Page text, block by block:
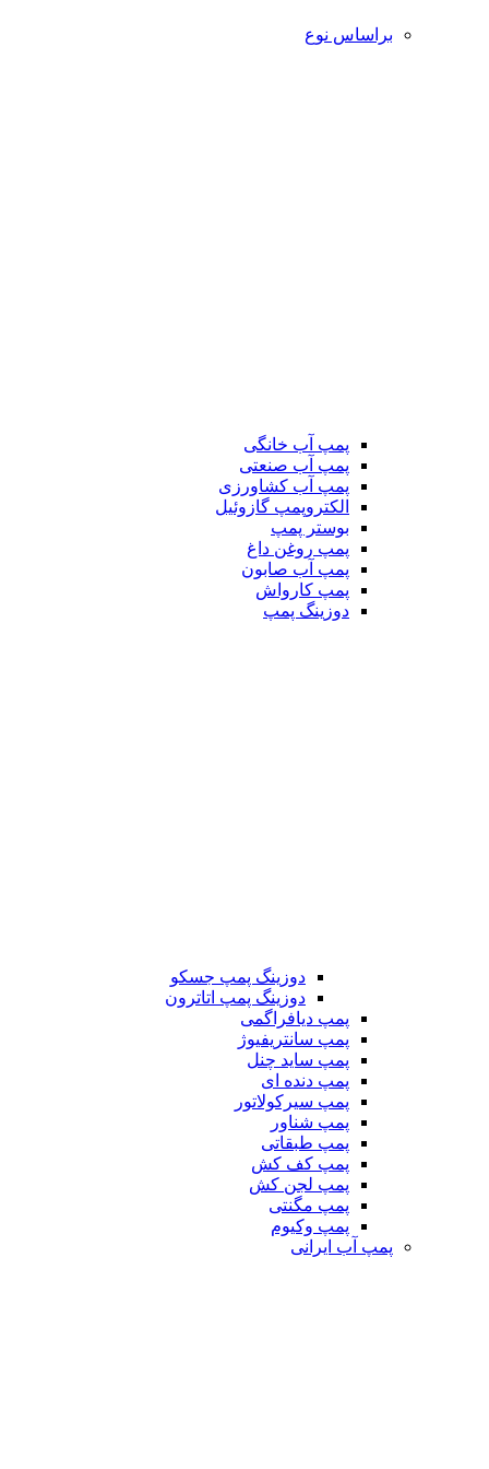
براساس نوع
پمپ آب خانگی
پمپ آب صنعتی
پمپ آب کشاورزی
الکتروپمپ گازوئیل
بوستر پمپ
پمپ روغن داغ
پمپ آب صابون
پمپ کارواش
دوزینگ پمپ
دوزینگ پمپ جسکو
دوزینگ پمپ اتاترون
پمپ دیافراگمی
پمپ سانتریفیوژ
پمپ ساید چنل
پمپ دنده ای
پمپ سیرکولاتور
پمپ شناور
پمپ طبقاتی
پمپ کف کش
پمپ لجن کش
پمپ مگنتی
پمپ وکیوم
پمپ آب ایرانی